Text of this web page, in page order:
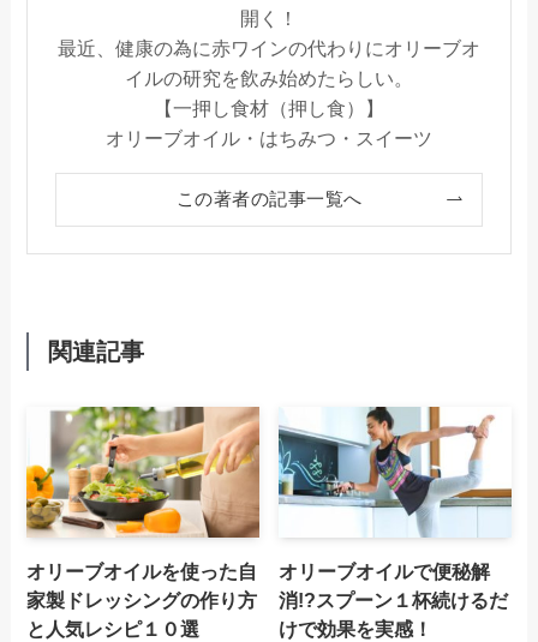
開く！
最近、健康の為に赤ワインの代わりにオリーブオ
イルの研究を飲み始めたらしい。
【一押し食材（押し食）】
オリーブオイル・はちみつ・スイーツ
この著者の記事一覧へ
関連記事
オリーブオイルを使った自
家製ドレッシングの作り方
と人気レシピ１０選
オリーブオイルで便秘解
消!?スプーン１杯続けるだ
けで効果を実感！